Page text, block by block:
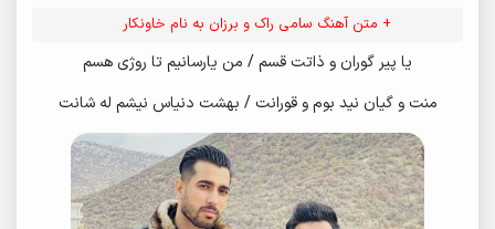
+ متن آهنگ سامی راک و برزان به نام خاونکار
یا پیر گوران و ذاتت قسم / من یارسانیم تا روژی هسم
منت و گیان نید بوم و قورانت / بهشت دنیاس نیشم له شانت